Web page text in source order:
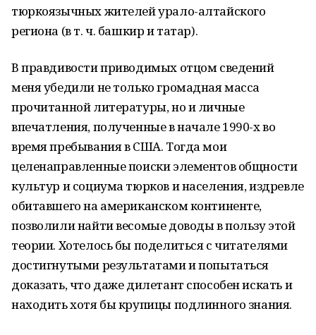
тюркоязычных жителей урало-алтайского
региона (в т. ч. башкир и татар).
В правдивости приводимых отцом сведений
меня убедили не только громадная масса
прочитанной литературы, но и личные
впечатления, полученные в начале 1990-х во
время пребывания в США. Тогда мои
целенаправленные поиски элементов общности
культур и социума тюрков и населения, издревле
обитавшего на американском континенте,
позволили найти весомые доводы в пользу этой
теории. Хотелось бы поделиться с читателями
достигнутыми результатами и попытаться
доказать, что даже дилетант способен искать и
находить хотя бы крупицы подлинного знания.